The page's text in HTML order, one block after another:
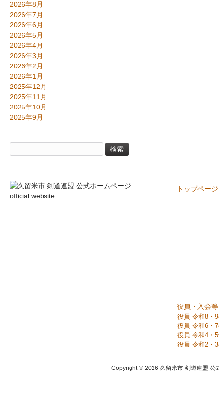
2026年8月
2026年7月
2026年6月
2026年5月
2026年4月
2026年3月
2026年2月
2026年1月
2025年12月
2025年11月
2025年10月
2025年9月
索:
トップページ
役員・入会等
役員 令和8・
役員 令和6・
役員 令和4・
役員 令和2・
Copyright © 2026 久留米市 剣道連盟